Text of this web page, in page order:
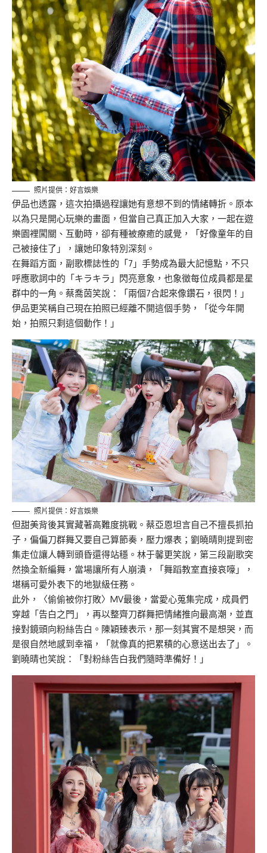
照片提供：好言娛樂
伊品也透露，這次拍攝過程讓她有意想不到的情緒轉折。原本
以為只是開心玩樂的畫面，但當自己真正加入大家，一起在遊
樂園裡闖關、互動時，卻有種被療癒的感覺，「好像童年的自
己被接住了」，讓她印象特別深刻。
在舞蹈方面，副歌標誌性的「7」手勢成為最大記憶點，不只
呼應歌詞中的「キラキラ」閃亮意象，也象徵每位成員都是星
群中的一角。蔡喬茵笑說：「兩個7合起來像鑽石，很閃！」
伊品更笑稱自己現在拍照已經離不開這個手勢，「從今年開
始，拍照只剩這個動作！」
照片提供：好言娛樂
但甜美背後其實藏著高難度挑戰。蔡亞恩坦言自己不擅長抓拍
子，偏偏刀群舞又要自己算節奏，壓力爆表；劉曉晴則提到密
集走位讓人轉到頭昏還得站穩。林于馨更笑說，第三段副歌突
然換全新編舞，當場讓所有人崩潰，「舞蹈教室直接哀嚎」，
堪稱可愛外表下的地獄級任務。
此外，〈偷偷被你打敗〉MV最後，當愛心蒐集完成，成員們
穿越「告白之門」，再以整齊刀群舞把情緒推向最高潮，並直
接對鏡頭向粉絲告白。陳穎臻表示，那一刻其實不是想哭，而
是很自然地感到幸福，「就像真的把累積的心意送出去了」。
劉曉晴也笑說：「對粉絲告白我們隨時準備好！」